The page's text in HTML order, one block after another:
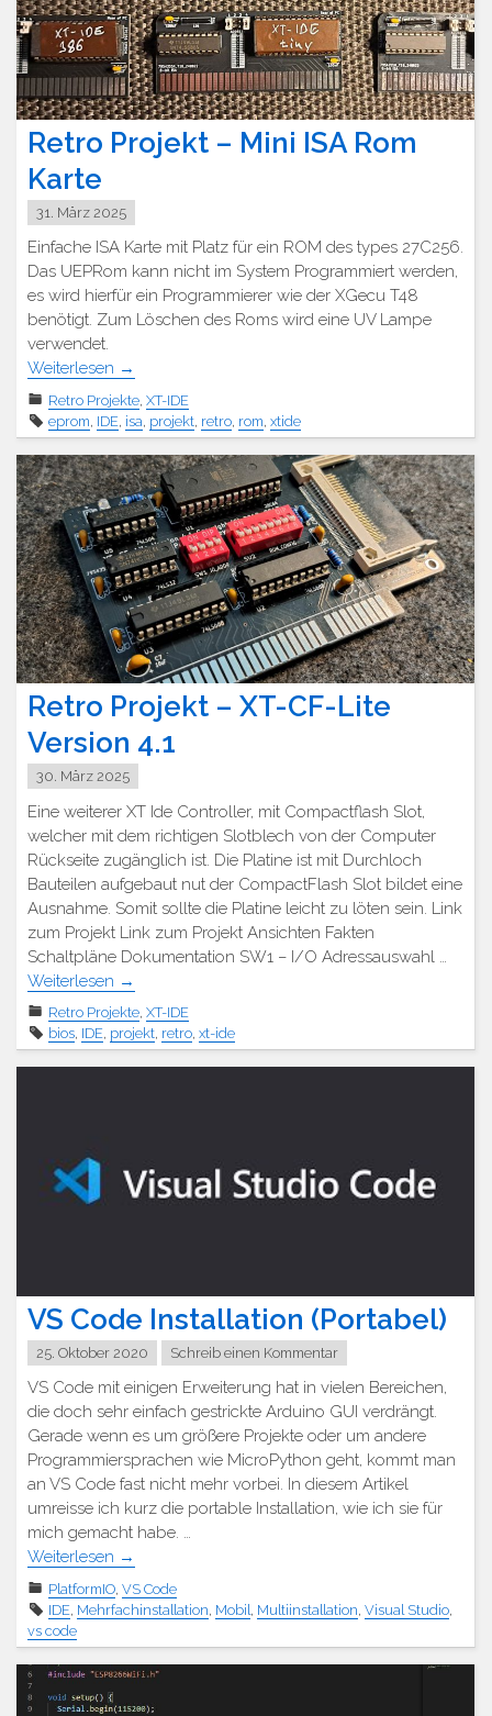
Retro Projekt – Mini ISA Rom
Karte
31. März 2025
Einfache ISA Karte mit Platz für ein ROM des types 27C256.
Das UEPRom kann nicht im System Programmiert werden,
es wird hierfür ein Programmierer wie der XGecu T48
benötigt. Zum Löschen des Roms wird eine UV Lampe
verwendet.
Weiterlesen →
Retro Projekte XT-IDE
eprom IDE isa projekt retro rom xtide
Retro Projekt – XT-CF-Lite
Version 4.1
30. März 2025
Eine weiterer XT Ide Controller, mit Compactflash Slot,
welcher mit dem richtigen Slotblech von der Computer
Rückseite zugänglich ist. Die Platine ist mit Durchloch
Bauteilen aufgebaut nut der CompactFlash Slot bildet eine
Ausnahme. Somit sollte die Platine leicht zu löten sein. Link
zum Projekt Link zum Projekt Ansichten Fakten
Schaltpläne Dokumentation SW1 – I/O Adressauswahl …
Weiterlesen →
Retro Projekte, XT-IDE
bios, IDE, projekt, retro, xt-ide
VS Code Installation (Portabel)
25. Oktober 2020 Schreib einen Kommentar
VS Code mit einigen Erweiterung hat in vielen Bereichen,
die doch sehr einfach gestrickte Arduino GUI verdrängt.
Gerade wenn es um größere Projekte oder um andere
Programmiersprachen wie MicroPython geht, kommt man
an VS Code fast nicht mehr vorbei. In diesem Artikel
umreisse ich kurz die portable Installation, wie ich sie für
mich gemacht habe. …
Weiterlesen →
PlatformIO VS Code
IDE Mehrfachinstallation Mobil Multiinstallation Visual Studio
vs code